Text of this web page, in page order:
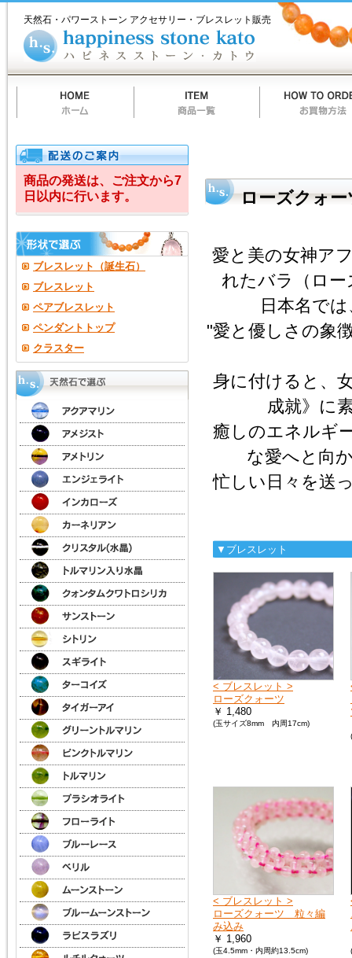
天然石・パワーストーン アクセサリー・ブレスレット販売
ハ
ピ
ネ
ト
ー
ン
カ
ト
ウ
（happiness
stone
kato）
ホ
商
お
質
当
内
お
ー
商品の発送は、ご注文から7
日以内に行います。
ブレスレット（誕生石）
ブレスレット
ペアブレスレット
ペンダントトップ
クラスター
ローズクォー
愛と美の女神ア
れたバラ（ロ
日本名で
"愛と優しさの象
身に付けると、
成就》に
癒しのエネルギ
な愛へと向
忙しい日々を送
▼ブレスレット
< ブレスレット >
ローズクォーツ
￥ 1,480
(玉サイズ8mm 内周17cm)
< ブレスレット >
ローズクォーツ 粒々編
み込み
￥ 1,960
(玉4.5mm・内周約13.5cm)
ハ
ト